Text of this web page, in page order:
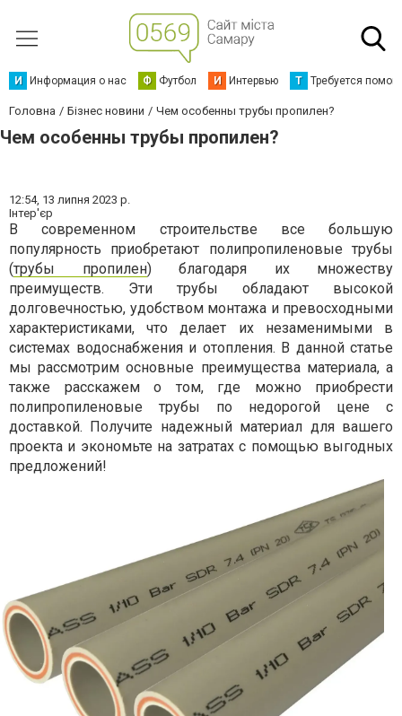
И Информация о нас Ф Футбол И Интервью Т Требуется
Головна Бізнес новини Чем особенны трубы пропилен?
Чем особенны трубы пропилен?
12:54, 13 липня 2023 р.
Інтер'єр
В современном строительстве все большую
популярность приобретают полипропиленовые трубы
(трубы пропилен) благодаря их множеству
преимуществ. Эти трубы обладают высокой
долговечностью, удобством монтажа и превосходными
характеристиками, что делает их незаменимыми в
системах водоснабжения и отопления. В данной статье
мы рассмотрим основные преимущества материала, а
также расскажем о том, где можно приобрести
полипропиленовые трубы по недорогой цене с
доставкой. Получите надежный материал для вашего
проекта и экономьте на затратах с помощью выгодных
предложений!